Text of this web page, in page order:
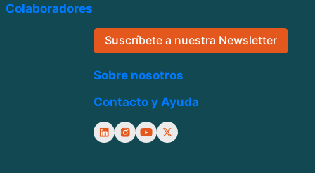
Colaboradores
Suscríbete a nuestra Newsletter
Sobre nosotros
Contacto y Ayuda